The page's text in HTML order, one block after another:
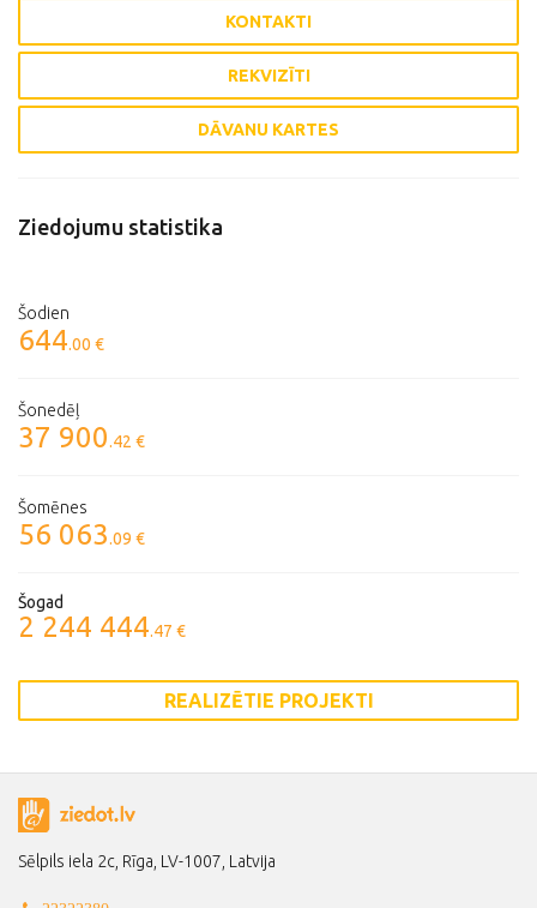
KONTAKTI
REKVIZĪTI
DĀVANU KARTES
Ziedojumu statistika
Šodien
644.00 €
Šonedēļ
37 900.42 €
Šomēnes
56 063.09 €
Šogad
2 244 444.47 €
REALIZĒTIE PROJEKTI
Sēlpils iela 2c, Rīga, LV-1007, Latvija